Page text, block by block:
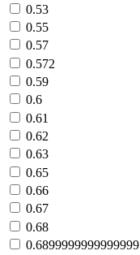
0.53
0.55
0.57
0.572
0.59
0.6
0.61
0.62
0.63
0.65
0.66
0.67
0.68
0.6899999999999999